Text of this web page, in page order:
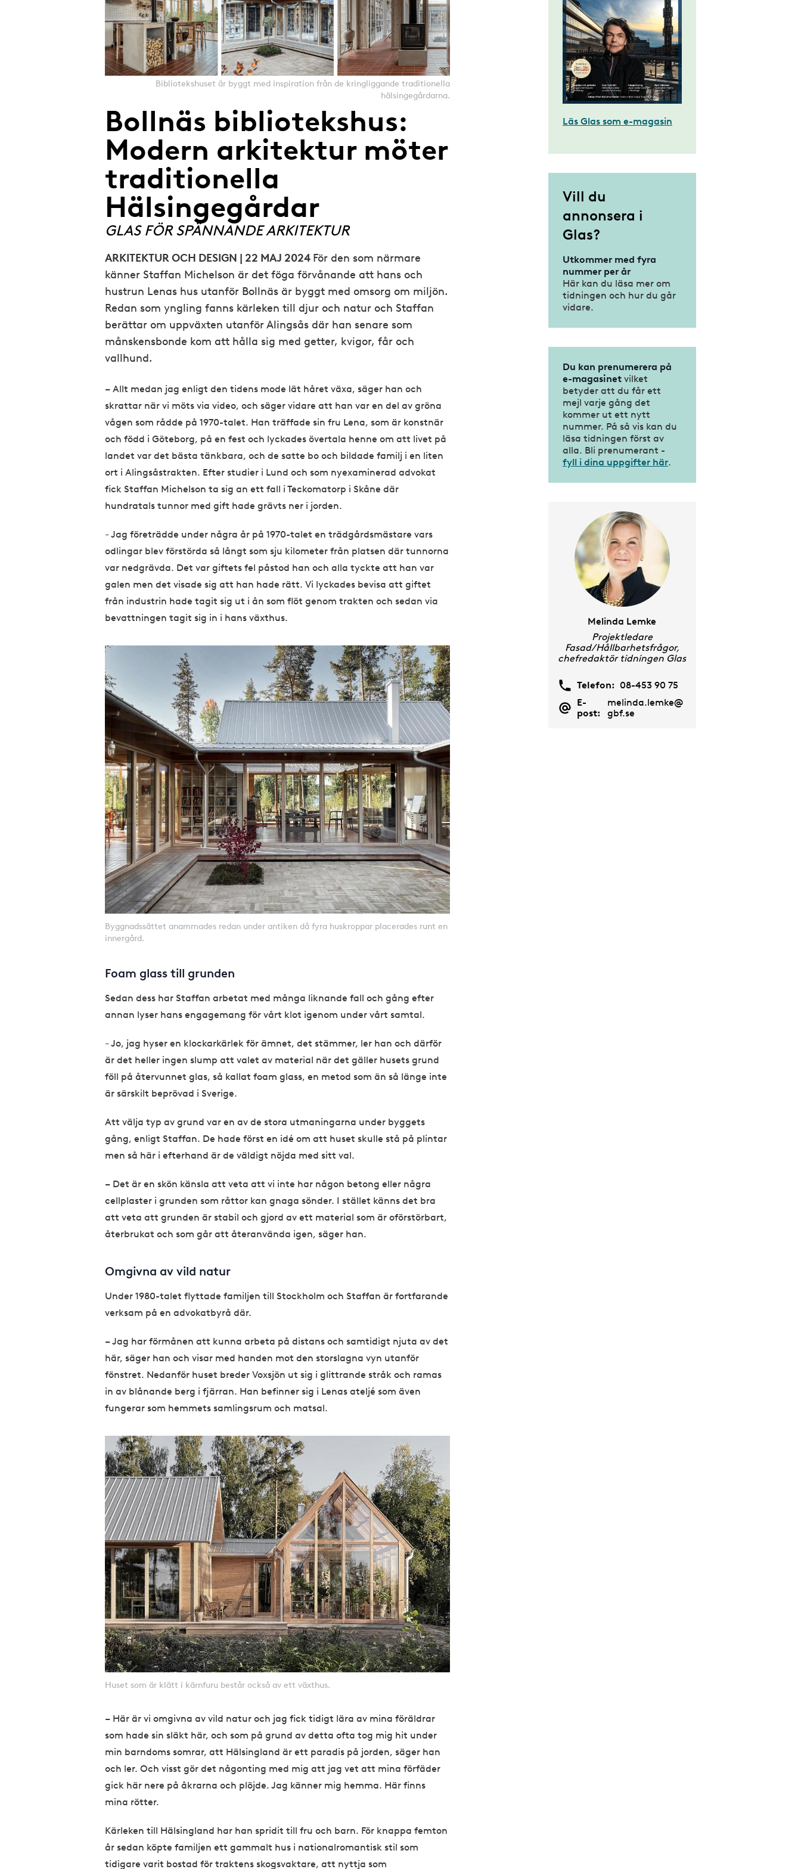
Bibliotekshuset är byggt med inspiration från de kringliggande traditionella
hälsingegårdarna.
Bollnäs bibliotekshus:
Modern arkitektur möter
traditionella
Hälsingegårdar
GLAS FÖR SPÄNNANDE ARKITEKTUR
ARKITEKTUR OCH DESIGN | 22 MAJ 2024 För den som närmare
känner Staffan Michelson är det föga förvånande att hans och
hustrun Lenas hus utanför Bollnäs är byggt med omsorg om miljön.
Redan som yngling fanns kärleken till djur och natur och Staffan
berättar om uppväxten utanför Alingsås där han senare som
månskensbonde kom att hålla sig med getter, kvigor, får och
vallhund.
– Allt medan jag enligt den tidens mode lät håret växa, säger han och
skrattar när vi möts via video, och säger vidare att han var en del av gröna
vågen som rådde på 1970-talet. Han träffade sin fru Lena, som är konstnär
och född i Göteborg, på en fest och lyckades övertala henne om att livet på
landet var det bästa tänkbara, och de satte bo och bildade familj i en liten
ort i Alingsåstrakten. Efter studier i Lund och som nyexaminerad advokat
fick Staffan Michelson ta sig an ett fall i Teckomatorp i Skåne där
hundratals tunnor med gift hade grävts ner i jorden.
– Jag företrädde under några år på 1970-talet en trädgårdsmästare vars
odlingar blev förstörda så långt som sju kilometer från platsen där tunnorna
var nedgrävda. Det var giftets fel påstod han och alla tyckte att han var
galen men det visade sig att han hade rätt. Vi lyckades bevisa att giftet
från industrin hade tagit sig ut i ån som flöt genom trakten och sedan via
bevattningen tagit sig in i hans växthus.
Byggnadssättet anammades redan under antiken då fyra huskroppar placerades runt en
innergård.
Foam glass till grunden
Sedan dess har Staffan arbetat med många liknande fall och gång efter
annan lyser hans engagemang för vårt klot igenom under vårt samtal.
– Jo, jag hyser en klockarkärlek för ämnet, det stämmer, ler han och därför
är det heller ingen slump att valet av material när det gäller husets grund
föll på återvunnet glas, så kallat foam glass, en metod som än så länge inte
är särskilt beprövad i Sverige.
Att välja typ av grund var en av de stora utmaningarna under byggets
gång, enligt Staffan. De hade först en idé om att huset skulle stå på plintar
men så här i efterhand är de väldigt nöjda med sitt val.
– Det är en skön känsla att veta att vi inte har någon betong eller några
cellplaster i grunden som råttor kan gnaga sönder. I stället känns det bra
att veta att grunden är stabil och gjord av ett material som är oförstörbart,
återbrukat och som går att återanvända igen, säger han.
Omgivna av vild natur
Under 1980-talet flyttade familjen till Stockholm och Staffan är fortfarande
verksam på en advokatbyrå där.
– Jag har förmånen att kunna arbeta på distans och samtidigt njuta av det
här, säger han och visar med handen mot den storslagna vyn utanför
fönstret. Nedanför huset breder Voxsjön ut sig i glittrande stråk och ramas
in av blånande berg i fjärran. Han befinner sig i Lenas ateljé som även
fungerar som hemmets samlingsrum och matsal.
Huset som är klätt i kärnfuru består också av ett växthus.
– Här är vi omgivna av vild natur och jag fick tidigt lära av mina föräldrar
som hade sin släkt här, och som på grund av detta ofta tog mig hit under
min barndoms somrar, att Hälsingland är ett paradis på jorden, säger han
och ler. Och visst gör det någonting med mig att jag vet att mina förfäder
gick här nere på åkrarna och plöjde. Jag känner mig hemma. Här finns
mina rötter.
Kärleken till Hälsingland har han spridit till fru och barn. För knappa femton
år sedan köpte familjen ett gammalt hus i nationalromantisk stil som
tidigare varit bostad för traktens skogsvaktare, att nyttja som
Läs Glas som e-magasin
Vill du
annonsera i
Glas?
Utkommer med fyra
nummer per år
Här kan du läsa mer om
tidningen och hur du går
vidare.
Du kan prenumerera på
e-magasinetvilket
betyder att du får ett
mejl varje gång det
kommer ut ett nytt
nummer. På så vis kan du
läsa tidningen först av
alla. Bli prenumerant -
fyll i dina uppgifter här.
Melinda Lemke
Projektledare
Fasad/Hållbarhetsfrågor,
chefredaktör tidningen Glas
Telefon: 08-453 90 75
E-
post:
melinda.lemke@
gbf.se